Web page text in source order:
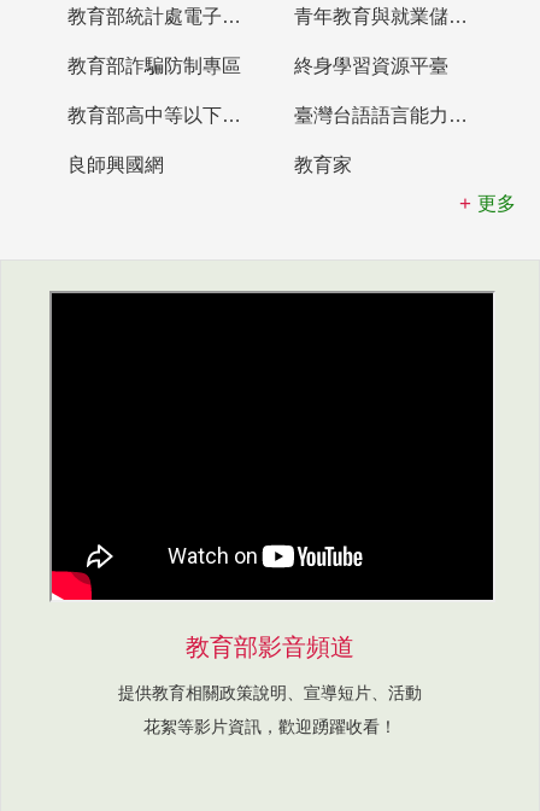
教育部統計處電子書櫃 青年教育與就業儲蓄帳戶
教育部詐騙防制專區 終身學習資源平臺
教育部高中等以下學校及幼兒園教師資格檢定考試 臺灣台語語言能力認證網站
良師興國網
教育家
更多
教育部影音頻道
提供教育相關政策說明、宣導短片、活動
花絮等影片資訊，歡迎踴躍收看！